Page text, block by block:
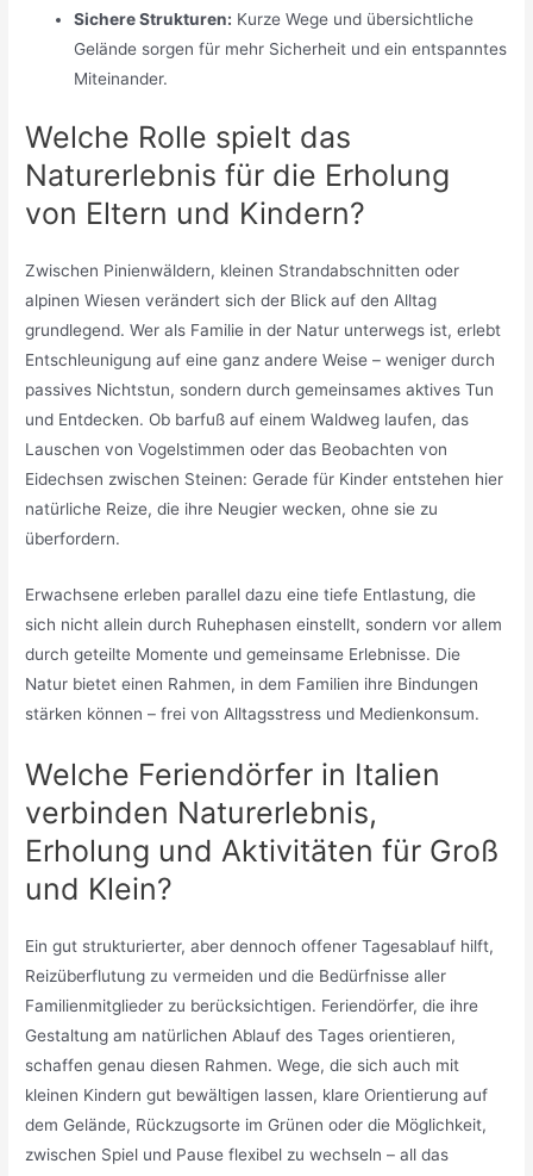
Sichere Strukturen: Kurze Wege und übersichtliche
Gelände sorgen für mehr Sicherheit und ein entspanntes
Miteinander.
Welche Rolle spielt das
Naturerlebnis für die Erholung
von Eltern und Kindern?
Zwischen Pinienwäldern, kleinen Strandabschnitten oder
alpinen Wiesen verändert sich der Blick auf den Alltag
grundlegend. Wer als Familie in der Natur unterwegs ist, erlebt
Entschleunigung auf eine ganz andere Weise – weniger durch
passives Nichtstun, sondern durch gemeinsames aktives Tun
und Entdecken. Ob barfuß auf einem Waldweg laufen, das
Lauschen von Vogelstimmen oder das Beobachten von
Eidechsen zwischen Steinen: Gerade für Kinder entstehen hier
natürliche Reize, die ihre Neugier wecken, ohne sie zu
überfordern.
Erwachsene erleben parallel dazu eine tiefe Entlastung, die
sich nicht allein durch Ruhephasen einstellt, sondern vor allem
durch geteilte Momente und gemeinsame Erlebnisse. Die
Natur bietet einen Rahmen, in dem Familien ihre Bindungen
stärken können – frei von Alltagsstress und Medienkonsum.
Welche Feriendörfer in Italien
verbinden Naturerlebnis,
Erholung und Aktivitäten für Groß
und Klein?
Ein gut strukturierter, aber dennoch offener Tagesablauf hilft,
Reizüberflutung zu vermeiden und die Bedürfnisse aller
Familienmitglieder zu berücksichtigen. Feriendörfer, die ihre
Gestaltung am natürlichen Ablauf des Tages orientieren,
schaffen genau diesen Rahmen. Wege, die sich auch mit
kleinen Kindern gut bewältigen lassen, klare Orientierung auf
dem Gelände, Rückzugsorte im Grünen oder die Möglichkeit,
zwischen Spiel und Pause flexibel zu wechseln – all das